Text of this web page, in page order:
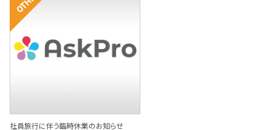
その他
社員旅行に伴う臨時休業のお知らせ